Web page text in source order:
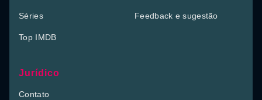
Séries
Top IMDB
Feedback e sugestão
Jurídico
Contato